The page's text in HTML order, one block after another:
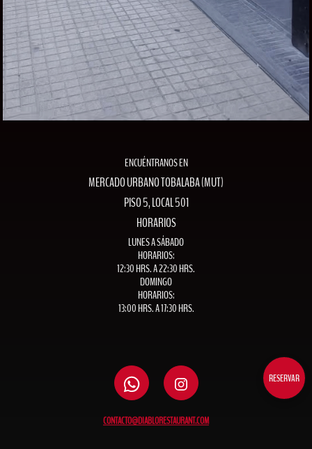
RESERVAR
ENCUÉNTRANOS EN
MERCADO URBANO TOBALABA (MUT)
PISO 5, LOCAL 501
HORARIOS
LUNES A SÁBADO
HORARIOS:
12:30 HRS. A 22:30 HRS.
DOMINGO
HORARIOS:
13:00 HRS. A 17:30 HRS.
CONTACTO@DIABLORESTAURANT.COM